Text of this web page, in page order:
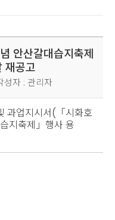
안산갈대습지축제
재공고
자 : 관리자
과업지시서(「시화호
지축제」행사 용